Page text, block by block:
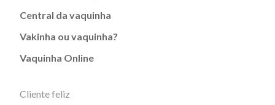
Central da vaquinha
Vakinha ou vaquinha?
Vaquinha Online
Cliente feliz